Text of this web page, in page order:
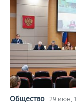
Общество 29 июн,